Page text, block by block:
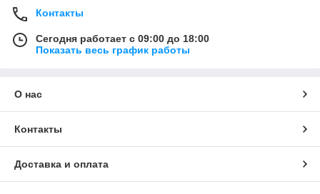
Контакты
Сегодня работает с 09:00 до 18:00
Показать весь график работы
О нас
Контакты
Доставка и оплата